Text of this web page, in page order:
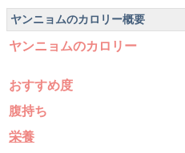
ヤンニョムのカロリー概要
ヤンニョムのカロリー
おすすめ度
腹持ち
栄養